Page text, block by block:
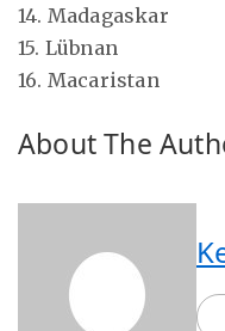
14. Madagaskar
15. Lübnan
16. Macaristan
About The